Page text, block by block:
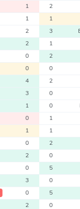
1 2
1 1
2 3
2 1
0 2
0 0
4 2
3 0
1 0
0 1
1 1
0 2
2 0
0 5
3 0
0 5
2 0